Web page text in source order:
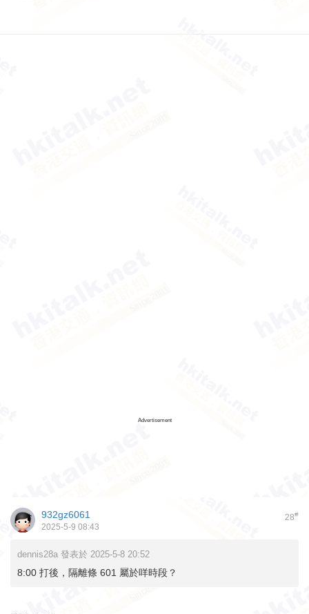
Advertisement
28#
932gz6061
2025-5-9 08:43
dennis28a 發表於 2025-5-8 20:52
8:00 打後，隔離條 601 屬於咩時段？